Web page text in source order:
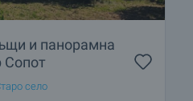
и панорамна
Сопот
село